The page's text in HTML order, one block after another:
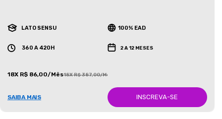
LATO SENSU 100% EAD
360 A 420H 2 A 12 MESES
18X R$ 86,00/Mês18X R$ 387,00/Mês
SAIBA MAIS INSCREVA-SE